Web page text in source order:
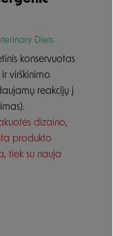
Diets
konservuotas
virškinimo
reakcijų į
dizaino,
produkto
tiek su nauja